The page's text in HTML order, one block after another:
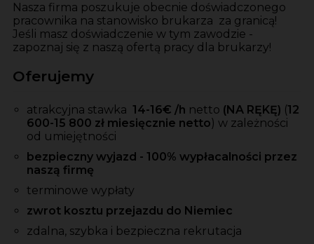
Nasza firma poszukuje obecnie doświadczonego
pracownika na stanowisko brukarza za granicą!
Jeśli masz doświadczenie w tym zawodzie -
zapoznaj się z naszą ofertą pracy dla brukarzy!
Oferujemy
atrakcyjna stawka 14-16€ /h netto (NA RĘKĘ) (12
600-15 800 zł miesięcznie netto) w zależności
od umiejętności
bezpieczny wyjazd - 100% wypłacalności przez
naszą firmę
terminowe wypłaty
zwrot kosztu przejazdu do Niemiec
zdalna, szybka i bezpieczna rekrutacja